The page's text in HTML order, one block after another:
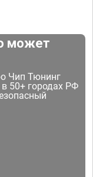
может
Чип Тюнинг
50+ городах РФ